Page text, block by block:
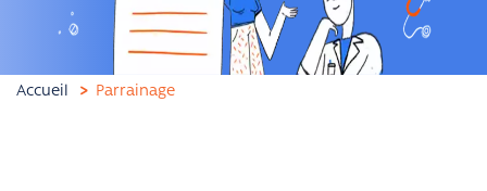
Accueil Parrainage